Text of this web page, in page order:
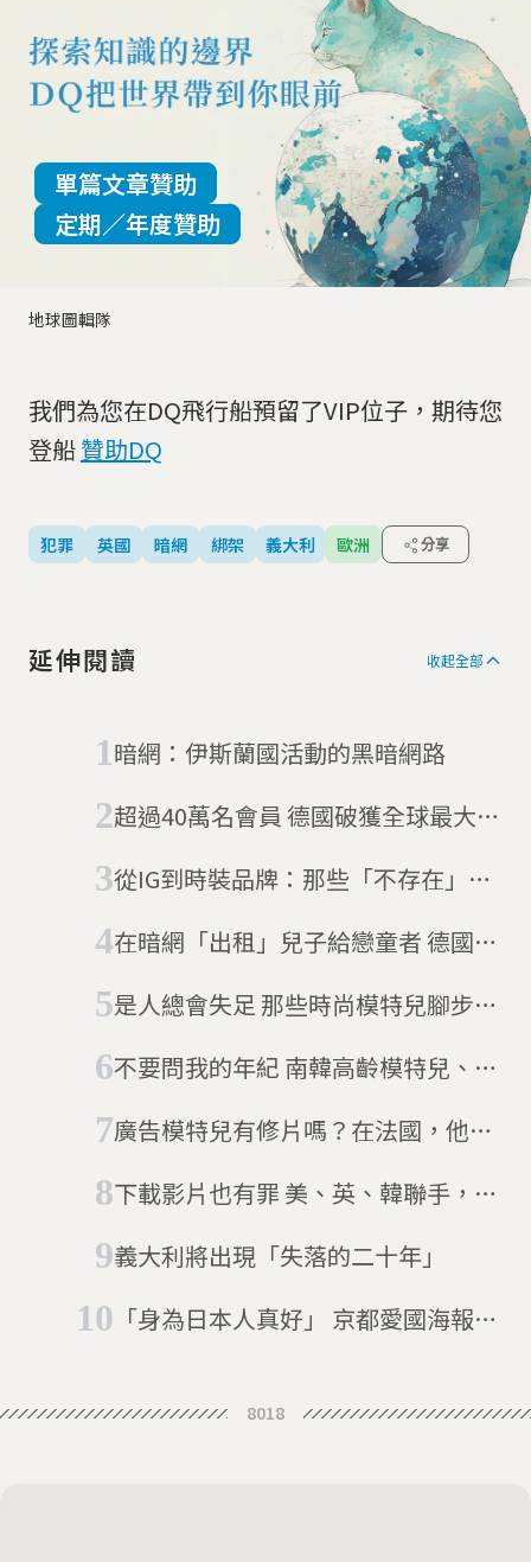
地球圖輯隊
單篇文章贊助
定期／年度贊助
我們為您在DQ飛行船預留了VIP位子，期待您
登船贊助DQ
犯罪 英國 暗網 綁架 義大利 歐洲 分享
延伸閱讀 收起全部
暗網：伊斯蘭國活動的黑暗網路
超過40萬名會員 德國破獲全球最大暗
從IG到時裝品牌：那些「不存在」的
在暗網「出租」兒子給戀童者 德國伴
是人總會失足 那些時尚模特兒腳步沒
不要問我的年紀 南韓高齡模特兒、
廣告模特兒有修片嗎？在法國，他們
下載影片也有罪 美、英、韓聯手，抄
義大利將出現「失落的二十年」
「身為日本人真好」 京都愛國海報模
8018